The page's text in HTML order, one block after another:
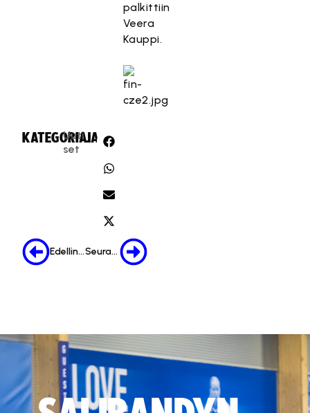
palkittiin
Veera
Kauppi.
KATEGORIA:
Uuti
set
JAA:
Edellinen Seuraava